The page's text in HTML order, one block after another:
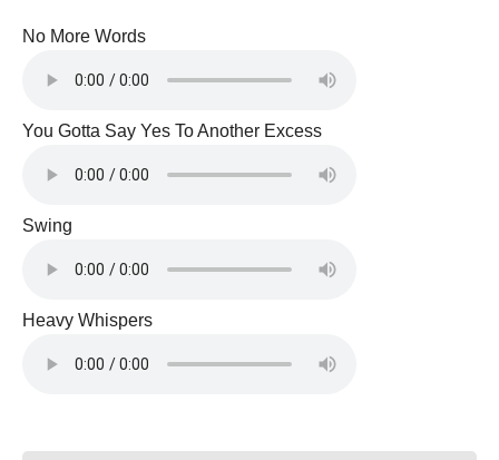
No More Words
You Gotta Say Yes To Another Excess
Swing
Heavy Whispers